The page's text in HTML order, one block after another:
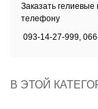
Заказать гелиевые
телефону
093-14-27-999,
В ЭТОЙ